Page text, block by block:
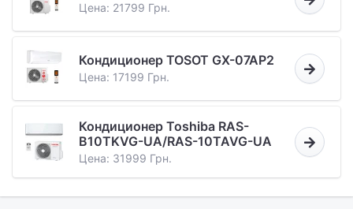
Цена: 21799 Грн.
Кондиционер TOSOT GX-07AP2
Цена: 17199 Грн.
Кондиционер Toshiba RAS-
B10TKVG-UA/RAS-10TAVG-UA
Цена: 31999 Грн.